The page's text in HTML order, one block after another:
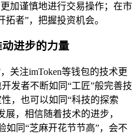
加谨慎地进行交易操作；在市
者”，把握投资机会。
动进步的力量
关注imToken等钱包的技术更
发者不断如同“工匠”般完善技
，也可以如同“科技的探索
，相信随着技术的进步，
如同“芝麻开花节节高”，会不